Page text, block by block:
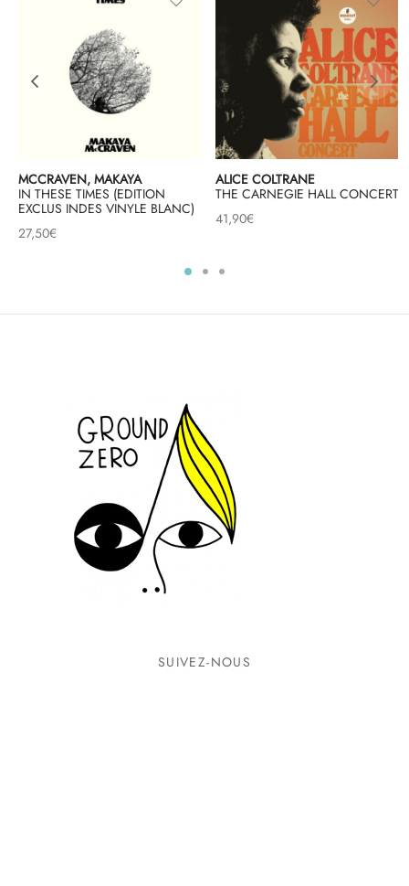
MCCRAVEN, MAKAYA
IN THESE TIMES (EDITION
EXCLUS INDES VINYLE BLANC)
27,50€
ALICE COLTRANE
THE CARNEGIE HALL CONCERT
41,90€
SUIVEZ-NOUS